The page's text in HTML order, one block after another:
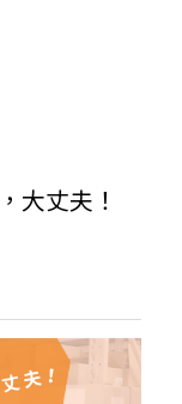
，大丈夫！